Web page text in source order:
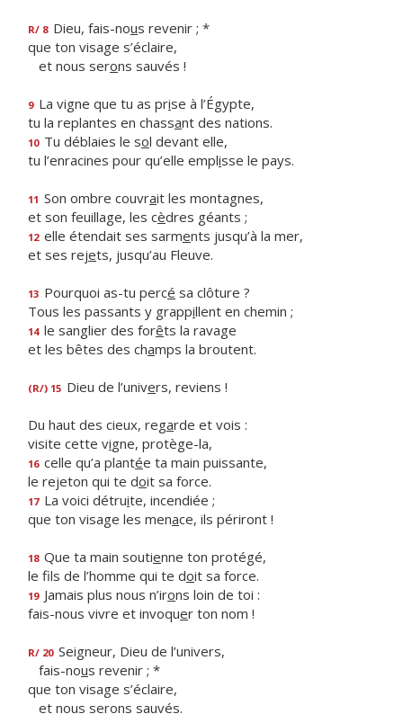
R/ 8 Dieu, fais-nous revenir ; *
que ton visage s’éclaire,
et nous serons sauvés !
9 La vigne que tu as prise à l’Égypte,
tu la replantes en chassant des nations.
10 Tu déblaies le sol devant elle,
tu l’enracines pour qu’elle emplisse le pays.
11 Son ombre couvrait les montagnes,
et son feuillage, les cèdres géants ;
12 elle étendait ses sarments jusqu’à la mer,
et ses rejets, jusqu’au Fleuve.
13 Pourquoi as-tu percé sa clôture ?
Tous les passants y grappillent en chemin ;
14 le sanglier des forêts la ravage
et les bêtes des champs la broutent.
(R/) 15 Dieu de l’univers, reviens !
Du haut des cieux, regarde et vois :
visite cette vigne, protège-la,
16 celle qu’a plantée ta main puissante,
le rejeton qui te doit sa force.
17 La voici détruite, incendiée ;
que ton visage les menace, ils périront !
18 Que ta main soutienne ton protégé,
le fils de l’homme qui te doit sa force.
19 Jamais plus nous n’irons loin de toi :
fais-nous vivre et invoquer ton nom !
R/ 20 Seigneur, Dieu de l’univers,
fais-nous revenir ; *
que ton visage s’éclaire,
et nous serons sauvés.